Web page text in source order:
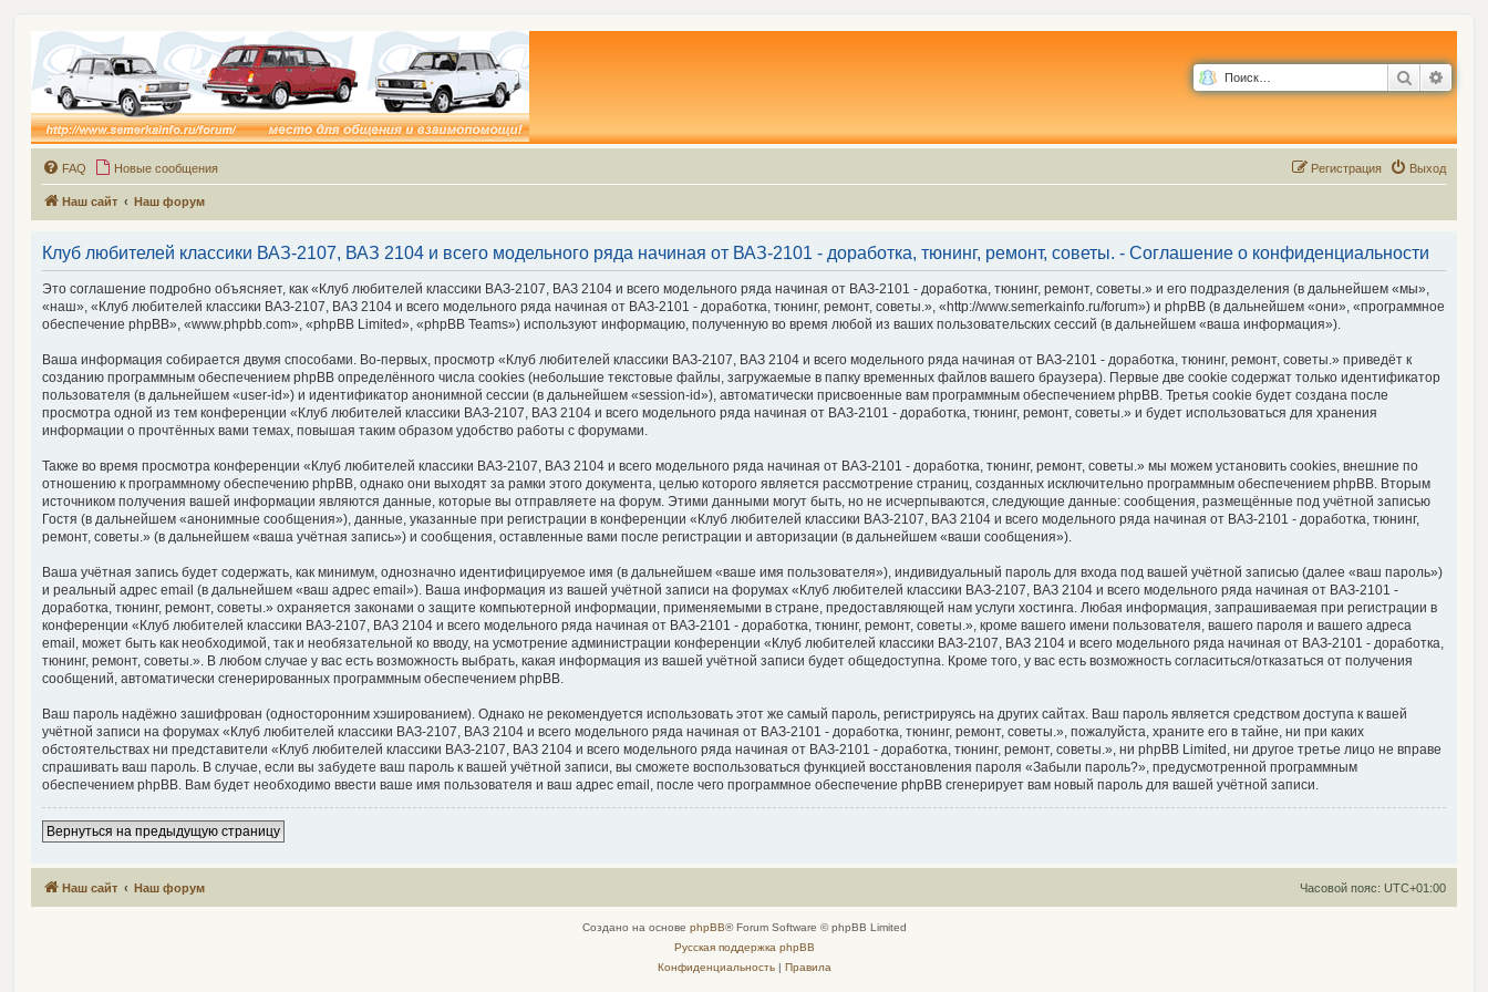
Поиск
FAQ Новые сообщения Выход
Регистрация
Наш сайт Наш форум
Клуб любителей классики ВАЗ-2107, ВАЗ 2104 и всего модельного ряда начиная от ВАЗ-2101 - доработка, тюнинг, ремонт, советы. - Соглашение о конфиденциальности
Это соглашение подробно объясняет, как «Клуб любителей классики ВАЗ-2107, ВАЗ 2104 и всего модельного ряда начиная от ВАЗ-2101 - доработка, тюнинг, ремонт, советы.» и его подразделения (в дальнейшем «мы»,
«наш», «Клуб любителей классики ВАЗ-2107, ВАЗ 2104 и всего модельного ряда начиная от ВАЗ-2101 - доработка, тюнинг, ремонт, советы.», «http://www.semerkainfo.ru/forum») и phpBB (в дальнейшем «они», «программное
обеспечение phpBB», «www.phpbb.com», «phpBB Limited», «phpBB Teams») используют информацию, полученную во время любой из ваших пользовательских сессий (в дальнейшем «ваша информация»).
Ваша информация собирается двумя способами. Во-первых, просмотр «Клуб любителей классики ВАЗ-2107, ВАЗ 2104 и всего модельного ряда начиная от ВАЗ-2101 - доработка, тюнинг, ремонт, советы.» приведёт к
созданию программным обеспечением phpBB определённого числа cookies (небольшие текстовые файлы, загружаемые в папку временных файлов вашего браузера). Первые две cookie содержат только идентификатор
пользователя (в дальнейшем «user-id») и идентификатор анонимной сессии (в дальнейшем «session-id»), автоматически присвоенные вам программным обеспечением phpBB. Третья cookie будет создана после
просмотра одной из тем конференции «Клуб любителей классики ВАЗ-2107, ВАЗ 2104 и всего модельного ряда начиная от ВАЗ-2101 - доработка, тюнинг, ремонт, советы.» и будет использоваться для хранения
информации о прочтённых вами темах, повышая таким образом удобство работы с форумами.
Также во время просмотра конференции «Клуб любителей классики ВАЗ-2107, ВАЗ 2104 и всего модельного ряда начиная от ВАЗ-2101 - доработка, тюнинг, ремонт, советы.» мы можем установить cookies, внешние по
отношению к программному обеспечению phpBB, однако они выходят за рамки этого документа, целью которого является рассмотрение страниц, созданных исключительно программным обеспечением phpBB. Вторым
источником получения вашей информации являются данные, которые вы отправляете на форум. Этими данными могут быть, но не исчерпываются, следующие данные: сообщения, размещённые под учётной записью
Гостя (в дальнейшем «анонимные сообщения»), данные, указанные при регистрации в конференции «Клуб любителей классики ВАЗ-2107, ВАЗ 2104 и всего модельного ряда начиная от ВАЗ-2101 - доработка, тюнинг,
ремонт, советы.» (в дальнейшем «ваша учётная запись») и сообщения, оставленные вами после регистрации и авторизации (в дальнейшем «ваши сообщения»).
Ваша учётная запись будет содержать, как минимум, однозначно идентифицируемое имя (в дальнейшем «ваше имя пользователя»), индивидуальный пароль для входа под вашей учётной записью (далее «ваш пароль»)
и реальный адрес email (в дальнейшем «ваш адрес email»). Ваша информация из вашей учётной записи на форумах «Клуб любителей классики ВАЗ-2107, ВАЗ 2104 и всего модельного ряда начиная от ВАЗ-2101 -
доработка, тюнинг, ремонт, советы.» охраняется законами о защите компьютерной информации, применяемыми в стране, предоставляющей нам услуги хостинга. Любая информация, запрашиваемая при регистрации в
конференции «Клуб любителей классики ВАЗ-2107, ВАЗ 2104 и всего модельного ряда начиная от ВАЗ-2101 - доработка, тюнинг, ремонт, советы.», кроме вашего имени пользователя, вашего пароля и вашего адреса
email, может быть как необходимой, так и необязательной ко вводу, на усмотрение администрации конференции «Клуб любителей классики ВАЗ-2107, ВАЗ 2104 и всего модельного ряда начиная от ВАЗ-2101 - доработка,
тюнинг, ремонт, советы.». В любом случае у вас есть возможность выбрать, какая информация из вашей учётной записи будет общедоступна. Кроме того, у вас есть возможность согласиться/отказаться от получения
сообщений, автоматически сгенерированных программным обеспечением phpBB.
Ваш пароль надёжно зашифрован (односторонним хэшированием). Однако не рекомендуется использовать этот же самый пароль, регистрируясь на других сайтах. Ваш пароль является средством доступа к вашей
учётной записи на форумах «Клуб любителей классики ВАЗ-2107, ВАЗ 2104 и всего модельного ряда начиная от ВАЗ-2101 - доработка, тюнинг, ремонт, советы.», пожалуйста, храните его в тайне, ни при каких
обстоятельствах ни представители «Клуб любителей классики ВАЗ-2107, ВАЗ 2104 и всего модельного ряда начиная от ВАЗ-2101 - доработка, тюнинг, ремонт, советы.», ни phpBB Limited, ни другое третье лицо не вправе
спрашивать ваш пароль. В случае, если вы забудете ваш пароль к вашей учётной записи, вы сможете воспользоваться функцией восстановления пароля «Забыли пароль?», предусмотренной программным
обеспечением phpBB. Вам будет необходимо ввести ваше имя пользователя и ваш адрес email, после чего программное обеспечение phpBB сгенерирует вам новый пароль для вашей учётной записи.
Вернуться на предыдущую страницу
Наш сайт Наш форум Часовой пояс: UTC+01:00
Создано на основе phpBB® Forum Software © phpBB Limited
Русская поддержка phpBB
Конфиденциальность| Правила